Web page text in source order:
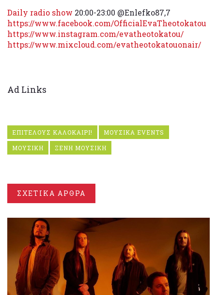
Daily radio show 20:00-23:00 @Enlefko87,7
https://www.facebook.com/OfficialEvaTheotokatou
https://www.instagram.com/evatheotokatou/
https://www.mixcloud.com/evatheotokatouonair/
Ad Links
ΕΠΙΤΕΛΟΥΣ ΚΑΛΟΚΑΙΡΙ!
ΜΟΥΣΙΚΑ EVENTS
ΜΟΥΣΙΚΗ
ΞΕΝΗ ΜΟΥΣΙΚΗ
ΣΧΕΤΙΚΑ ΑΡΘΡΑ